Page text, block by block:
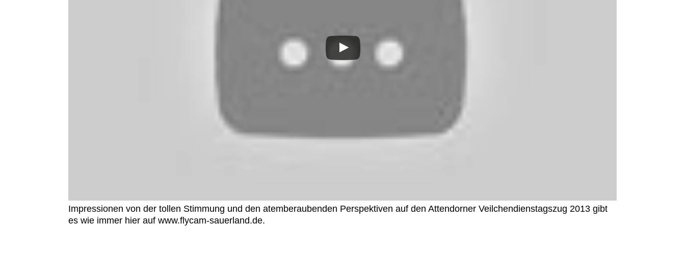
Impressionen von der tollen Stimmung und den atemberaubenden Perspektiven auf den Attendorner Veilchendienstagszug 2013 gibt
es wie immer hier auf www.flycam-sauerland.de.